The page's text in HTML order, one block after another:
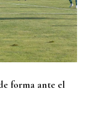
forma ante el